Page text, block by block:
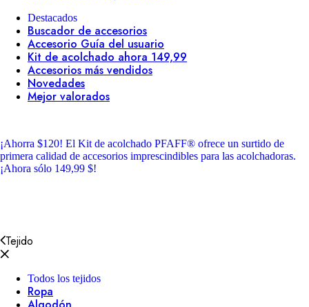
Destacados
Buscador de accesorios
Accesorio Guía del usuario
Kit de acolchado ahora 149,99
Accesorios más vendidos
Novedades
Mejor valorados
¡Ahorra $120! El Kit de acolchado PFAFF® ofrece un surtido de
primera calidad de accesorios imprescindibles para las acolchadoras.
¡Ahora sólo 149,99 $!
Tejido
Todos los tejidos
Ropa